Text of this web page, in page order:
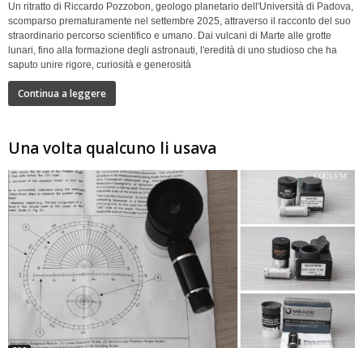
Un ritratto di Riccardo Pozzobon, geologo planetario dell'Università di Padova,
scomparso prematuramente nel settembre 2025, attraverso il racconto del suo
straordinario percorso scientifico e umano. Dai vulcani di Marte alle grotte
lunari, fino alla formazione degli astronauti, l'eredità di uno studioso che ha
saputo unire rigore, curiosità e generosità
Continua a leggere
Una volta qualcuno li usava